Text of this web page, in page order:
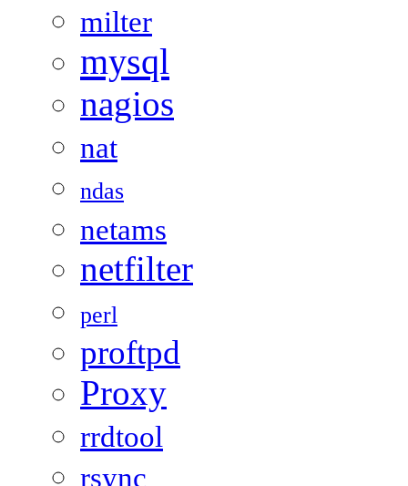
milter
mysql
nagios
nat
ndas
netams
netfilter
perl
proftpd
Proxy
rrdtool
rsync